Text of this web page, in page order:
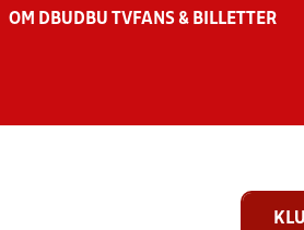
OM DBU DBU TV FANS & BILLETTER